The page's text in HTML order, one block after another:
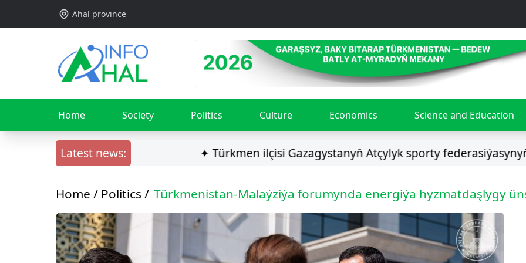
Ahal province
Home Society Politics Culture Economics Science and Education
Latest news: ✦ Türkmen ilçisi Gazagystanyň Atçylyk sporty federasiýasynyň
Home / Politics / Türkmenistan-Malaýziýa forumynda energiýa hyzmatdaşlygy